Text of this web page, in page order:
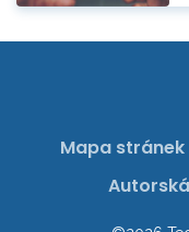
Mapa stránek